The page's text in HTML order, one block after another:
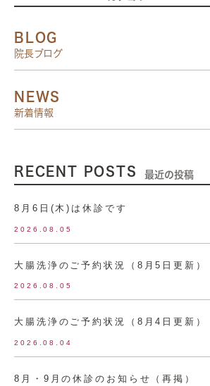
BLOG
院長ブログ
NEWS
新着情報
RECENT POSTS 最近の投稿
8月6日(木)は休診です
2026.08.05
大腸洗浄のご予約状況（8月5日更新）
2026.08.05
大腸洗浄のご予約状況（8月4日更新）
2026.08.04
8月・9月の休診のお知らせ（再掲）